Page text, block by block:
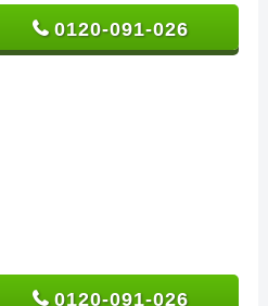
0120-091-026
0120-091-026